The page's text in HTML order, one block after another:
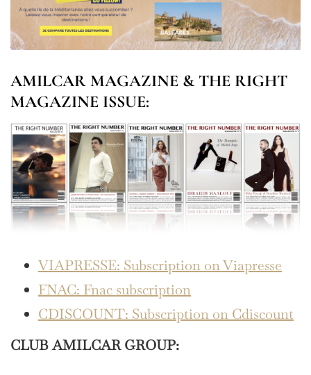
AMILCAR MAGAZINE & THE RIGHT
MAGAZINE ISSUE:
VIAPRESSE: Subscription on Viapresse
FNAC: Fnac subscription
CDISCOUNT: Subscription on Cdiscount
CLUB AMILCAR GROUP: